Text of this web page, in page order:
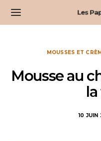
Les
MOUSSES ET
Mousse au
10 JUIN